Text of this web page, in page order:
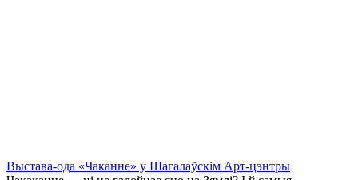
Выстава-ода «Чаканне» у Шагалаўскім Арт-цэнтры